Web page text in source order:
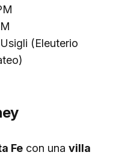
(Eleuterio
Fe con una villa